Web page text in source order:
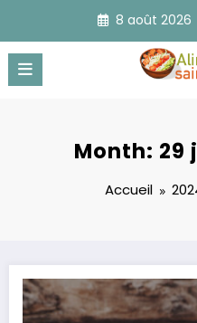
contenu
8 août 2026
Month: 29
Accueil